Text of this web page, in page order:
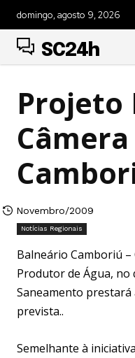
domingo, agosto 9, 2026
SC24h
Projeto
Novembro/2009
Notícias Regionais
Balneário Camboriú
Produtor de Água, no
Saneamento
prevista..
Semelhante à